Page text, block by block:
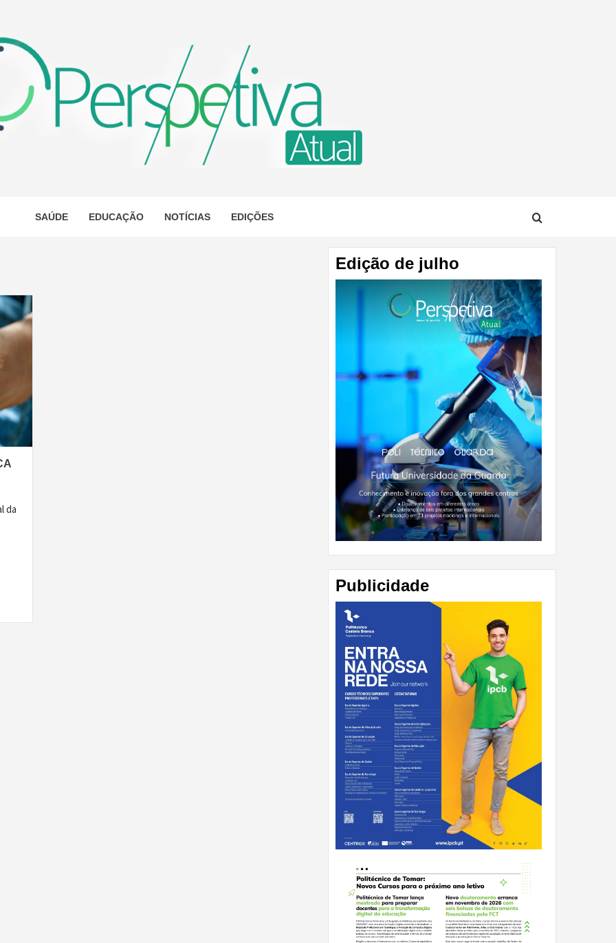
ATUAL
SAÚDE EDUCAÇÃO NOTÍCIAS EDIÇÕES
da
Edição de julho
Publicidade